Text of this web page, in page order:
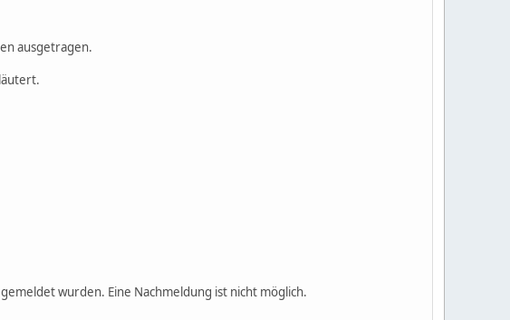
ausgetragen.
wurden. Eine Nachmeldung ist nicht möglich.